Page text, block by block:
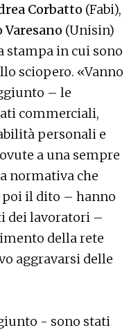
Corbatto (Fabi),
Varesano (Unisin)
stampa in cui sono
sciopero. «Vanno
– le
commerciali,
personali e
a una sempre
normativa che
il dito – hanno
dei lavoratori –
della rete
aggravarsi delle
- sono stati